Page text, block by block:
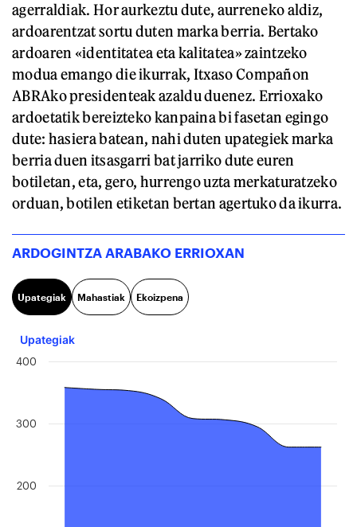
agerraldiak. Hor aurkeztu dute, aurreneko aldiz,
ardoarentzat sortu duten marka berria. Bertako
ardoaren «identitatea eta kalitatea» zaintzeko
modua emango die ikurrak, Itxaso Compañon
ABRAko presidenteak azaldu duenez. Errioxako
ardoetatik bereizteko kanpaina bi fasetan egingo
dute: hasiera batean, nahi duten upategiek marka
berria duen itsasgarri bat jarriko dute euren
botiletan, eta, gero, hurrengo uzta merkaturatzeko
orduan, botilen etiketan bertan agertuko da ikurra.